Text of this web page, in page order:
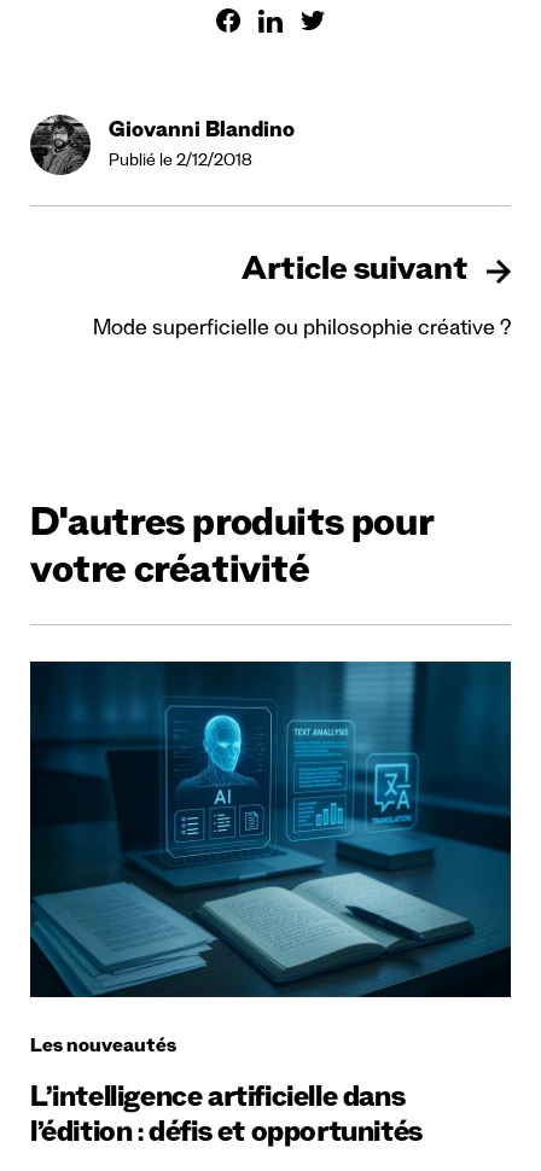
Giovanni Blandino
Publié le 2/12/2018
Article suivant
Mode superficielle ou philosophie créative ?
D'autres produits pour
votre créativité
Les nouveautés
L’intelligence artificielle dans
l’édition : défis et opportunités